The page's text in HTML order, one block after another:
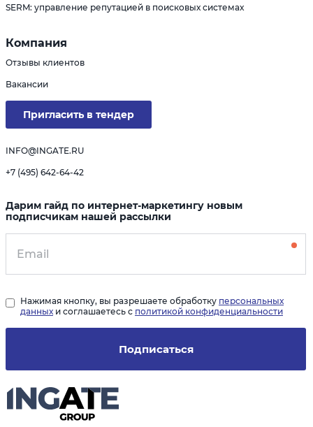
SERM: управление репутацией в поисковых системах
Компания
Отзывы клиентов
Вакансии
Пригласить в тендер
INFO@INGATE.RU
+7 (495) 642-64-42
Дарим гайд по интернет-маркетингу новым
подписчикам нашей рассылки
Подписаться
Нажимая кнопку, вы разрешаете обработку персональных
данных и соглашаетесь с политикой конфиденциальности